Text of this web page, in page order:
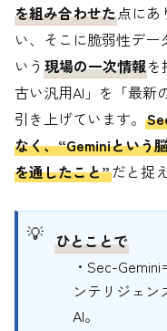
を組み合わせた点にあ
い、そこに脆弱性デー
いう 現場の一次情報
古い汎用AI」を「最新
引き上げています。
なく、“Geminiという
を通したこと”だと捉
ひとことで
・Sec-
ンテリジェ
AI。